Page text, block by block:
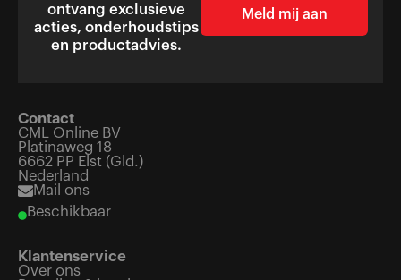
ontvang exclusieve
acties, onderhoudstips
en productadvies.
Contact
CML Online BV
Platinaweg 18
6662 PP Elst (Gld.)
Nederland
Mail ons
Beschikbaar
Klantenservice
Over ons